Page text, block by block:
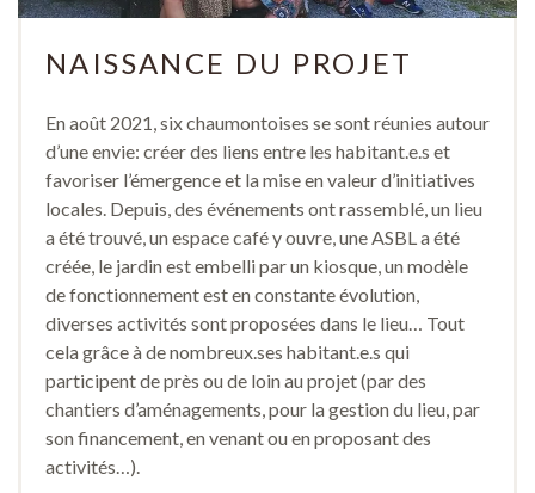
NAISSANCE DU PROJET
En août 2021, six chaumontoises se sont réunies autour
d’une envie: créer des liens entre les habitant.e.s et
favoriser l’émergence et la mise en valeur d’initiatives
locales. Depuis, des événements ont rassemblé, un lieu
a été trouvé, un espace café y ouvre, une ASBL a été
créée, le jardin est embelli par un kiosque, un modèle
de fonctionnement est en constante évolution,
diverses activités sont proposées dans le lieu… Tout
cela grâce à de nombreux.ses habitant.e.s qui
participent de près ou de loin au projet (par des
chantiers d’aménagements, pour la gestion du lieu, par
son financement, en venant ou en proposant des
activités…).